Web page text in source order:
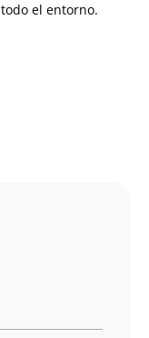
el entorno.